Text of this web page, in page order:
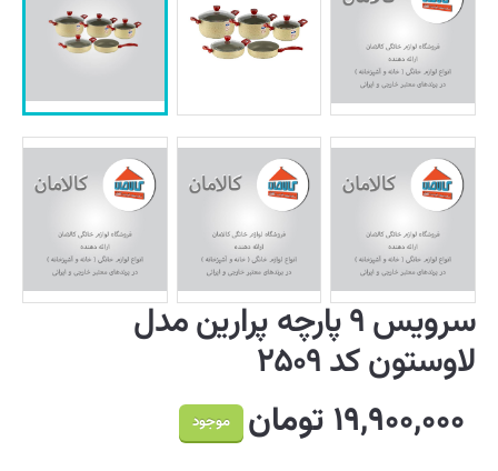
سرویس ۹ پارچه پرارین مدل
لاوستون کد ۲۵۰۹
۱۹,۹۰۰,۰۰۰ تومان
موجود